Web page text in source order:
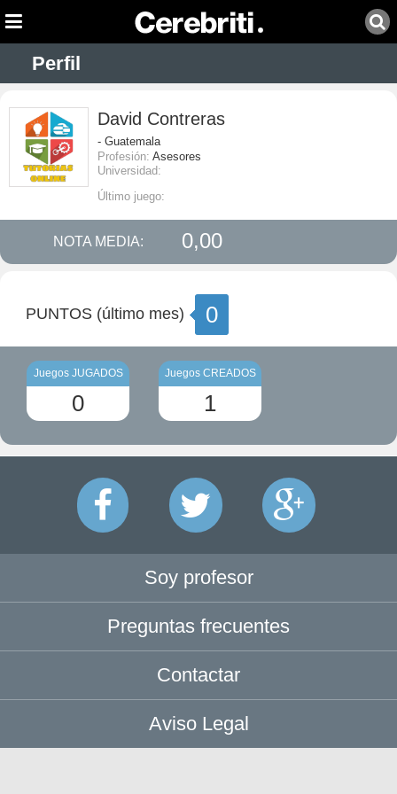
Perfil
David Contreras
- Guatemala
Profesión: Asesores
Universidad:
Último juego:
NOTA MEDIA: 0,00
PUNTOS (último mes) 0
Juegos JUGADOS
0
Juegos CREADOS
1
Soy profesor
Preguntas frecuentes
Contactar
Aviso Legal